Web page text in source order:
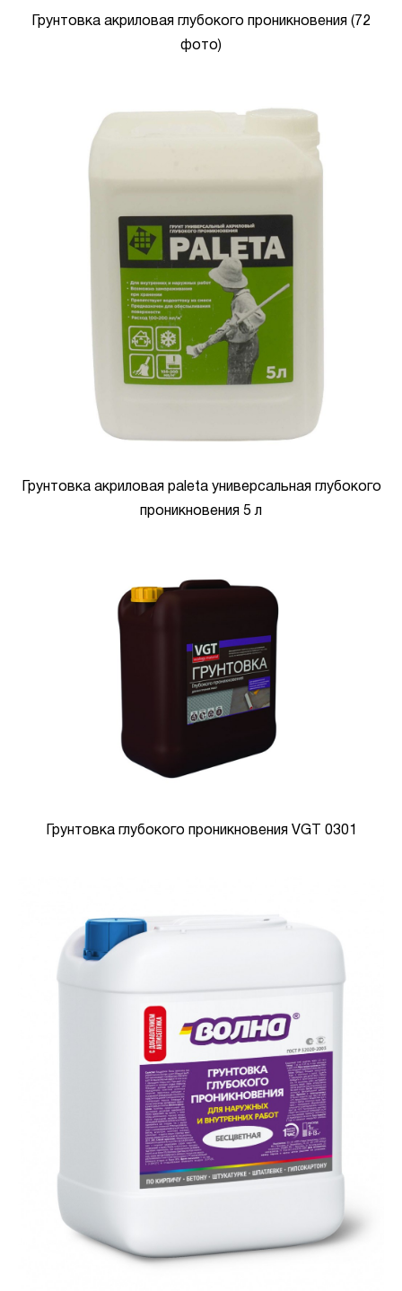
Грунтовка акриловая глубокого проникновения (72
фото)
Грунтовка акриловая paleta универсальная глубокого
проникновения 5 л
Грунтовка глубокого проникновения VGT 0301